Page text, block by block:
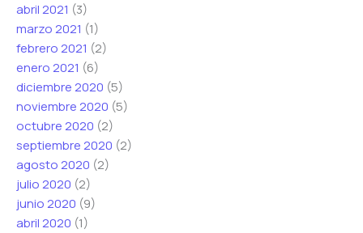
abril 2021 (3)
marzo 2021 (1)
febrero 2021 (2)
enero 2021 (6)
diciembre 2020 (5)
noviembre 2020 (5)
octubre 2020 (2)
septiembre 2020 (2)
agosto 2020 (2)
julio 2020 (2)
junio 2020 (9)
abril 2020 (1)